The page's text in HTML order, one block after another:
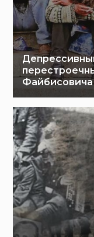
Файбисовича